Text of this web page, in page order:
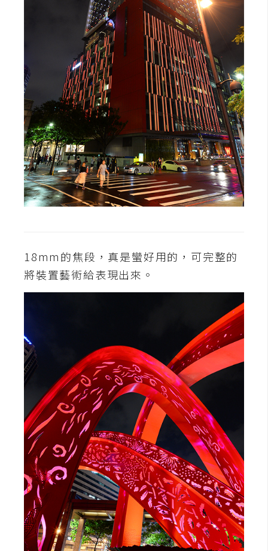
章
全
站
導
覽
合
案
18mm的焦段，真是蠻好用的，可完整的
將裝置藝術給表現出來。